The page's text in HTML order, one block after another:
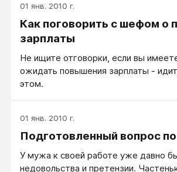
01 янв. 2010 г.
Как поговорить с шефом о
зарплаты
Не ищите отговорки, если вы
ожидать повышения зарплаты -
этом.
01 янв. 2010 г.
Подготовленный вопрос
У мужа к своей работе уже давно
недовольства и претензии.